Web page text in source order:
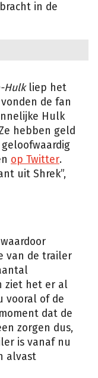
in de
Hulkliep het
de fan
Hulk
hebben geld
op Twitter.
uit Shrek”,
van de trailer
ziet het er al
vooral of de
dat de
zorgen dus,
is vanaf nu
alvast